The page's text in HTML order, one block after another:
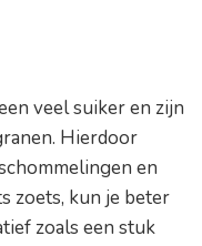
veel suiker en zijn
Hierdoor
en
zoets, kun je beter
zoals een stuk